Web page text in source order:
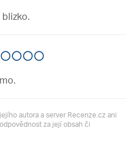
autora a server Recenze.cz ani
za její obsah či